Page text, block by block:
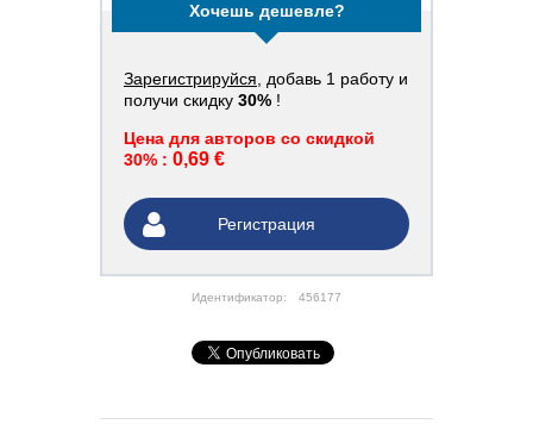
Хочешь дешевле?
Зарегистрируйся , добавь 1 работу и
получи скидку 30% !
Цена для авторов со скидкой
30% : 0,69 €
Регистрация
Идентификатор: 456177